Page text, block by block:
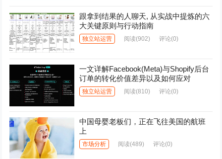
跟拿到结果的人聊天, 从实战中提炼的六
大关键原则与行动指南
独立站运营 阅读(902) 评论(0)
一文详解Facebook(Meta)与Shopify后台
订单的转化价值差异以及如何应对
独立站运营 阅读(810) 评论(0)
中国母婴老板们，正在飞往美国的航班
上
市场分析 阅读(489) 评论(0)